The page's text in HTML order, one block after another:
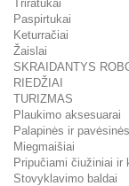
Triratukai
Paspirtukai
Keturračiai
Žaislai
SKRAIDANTYS
RIEDŽIAI
TURIZMAS
Plaukimo aksesuarai
Palapinės ir pavėsinės
Miegmaišiai
Pripučiami čiužiniai ir
Stovyklavimo baldai